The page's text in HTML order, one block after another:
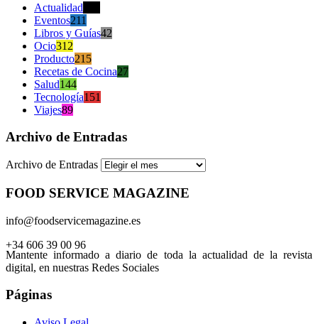
Actualidad
Eventos211
Libros y Guías42
Ocio312
Producto215
Recetas de Cocina27
Salud144
Tecnología151
Viajes89
Archivo de Entradas
Archivo de Entradas
FOOD SERVICE MAGAZINE
info@foodservicemagazine.es
+34 606 39 00 96
Mantente informado a diario de toda la actualidad de la revista
digital, en nuestras Redes Sociales
Páginas